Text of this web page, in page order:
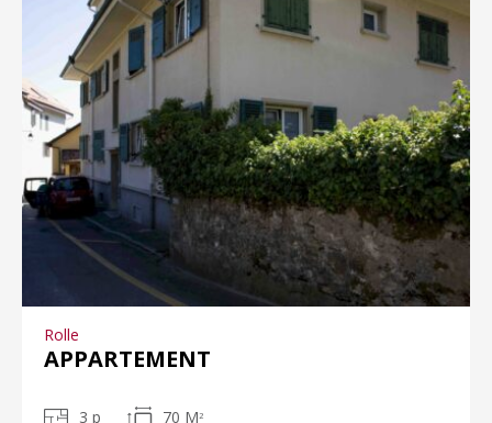
Rolle
APPARTEMENT
3 p 70 M 2